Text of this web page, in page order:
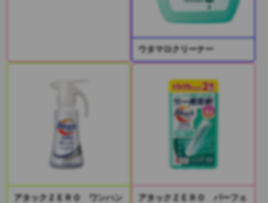
ウタマロクリーナー
アタックＺＥＲＯ ワンハン
アタックＺＥＲＯ パーフェ